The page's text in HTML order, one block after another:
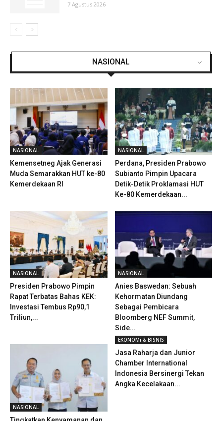
7 Agustus 2026
NASIONAL
NASIONAL
Kemensetneg Ajak Generasi
Muda Semarakkan HUT ke-80
Kemerdekaan RI
NASIONAL
Perdana, Presiden Prabowo
Subianto Pimpin Upacara
Detik-Detik Proklamasi HUT
Ke-80 Kemerdekaan...
NASIONAL
Presiden Prabowo Pimpin
Rapat Terbatas Bahas KEK:
Investasi Tembus Rp90,1
Triliun,...
NASIONAL
Anies Baswedan: Sebuah
Kehormatan Diundang
Sebagai Pembicara
Bloomberg NEF Summit,
Side...
NASIONAL
EKONOMi & BISNIS
Jasa Raharja dan Junior
Chamber International
Indonesia Bersinergi Tekan
Angka Kecelakaan...